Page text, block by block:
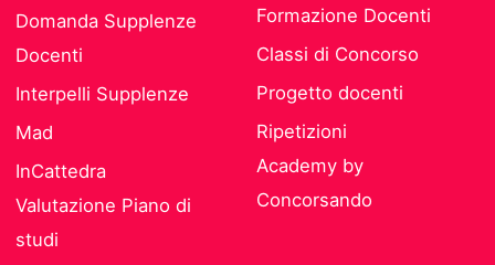
Domanda Supplenze
Docenti
Interpelli Supplenze
Mad
InCattedra
Valutazione Piano di
studi
Formazione Docenti
Classi di Concorso
Progetto docenti
Ripetizioni
Academy by
Concorsando